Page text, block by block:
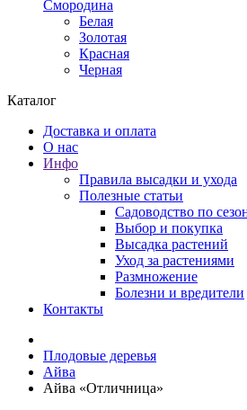
Смородина
Белая
Золотая
Красная
Черная
Каталог
Доставка и оплата
О нас
Инфо
Правила высадки и ухода
Полезные статьи
Садоводство по
Выбор и покупка
Высадка растений
Уход за растениями
Размножение
Болезни и вредители
Контакты
Плодовые деревья
Айва
Айва «Отличница»